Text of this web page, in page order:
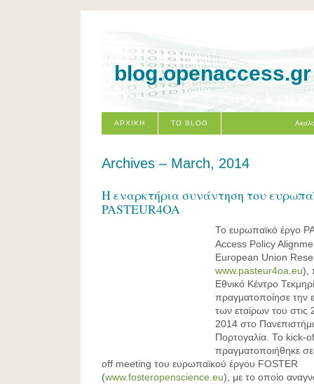
blog.openaccess.gr
ΑΡΧΙΚΗ ΤΟ BLOG
Archives – March, 2014
H εναρκτήρια συνάντηση του
PASTEUR4OA
Το ευρωπαϊκό έργο
Access Policy
European Union
www.pasteur4oa.eu),
Εθνικό Κέντρο
πραγματοποίησε την
των εταίρων του στις
2014 στο
Πορτογαλία. Το kick-
πραγματοποιήθηκε
off meeting του ευρωπαϊκού έργου FOSTER
(www.fosteropenscience.eu), με το οποίο